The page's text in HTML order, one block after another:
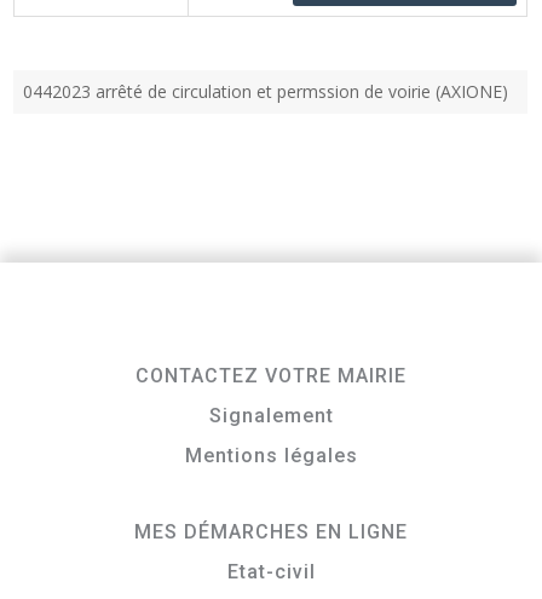
0442023 arrêté de circulation et permssion de voirie (AXIONE)
CONTACTEZ VOTRE MAIRIE
Signalement
Mentions légales
MES DÉMARCHES EN LIGNE
Etat-civil